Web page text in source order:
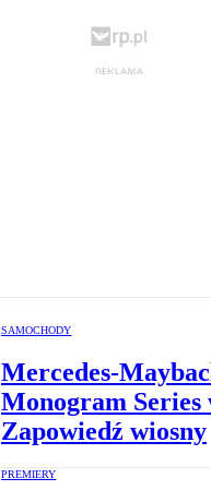
SAMOCHODY
Mercedes-
Monogram Series
Zapowiedź wiosny
PREMIERY